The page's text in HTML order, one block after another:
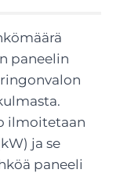
paneelin
ilmoitetaan
ja se
paneeli